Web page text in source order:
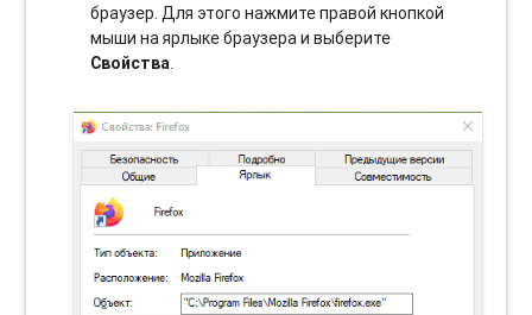
браузер. Для этого нажмите правой кнопкой
мыши на ярлыке браузера и выберите
Свойства